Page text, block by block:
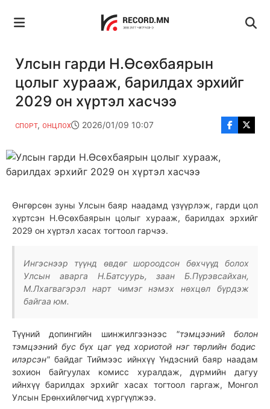
Улсын гарди Н.Өсөхбаярын
цолыг хурааж, барилдах эрхийг
2029 он хүртэл хасчээ
СПОРТ, ОНЦЛОХ 2026/01/09 10:07
Өнгөрсөн зуны Улсын баяр наадамд үзүүрлэж, гарди цол
хүртсэн Н.Өсөхбаярын цолыг хурааж, барилдах эрхийг
2029 он хүртэл хасах тогтоол гарчээ.
Ингэснээр түүнд өвдөг шороодсон бөхчүүд болох
Улсын аварга Н.Батсуурь, заан Б.Пүрэвсайхан,
М.Лхагвагэрэл нарт чимэг нэмэх нөхцөл бүрдэж
байгаа юм.
Түүний допингийн шинжилгээнээс "тэмцээний болон
тэмцээний бус бүх цаг үед хориотой нэг төрлийн бодис
илэрсэн" байдаг Тиймээс ийнхүү Үндэсний баяр наадам
зохион байгуулах комисс хуралдаж, дүрмийн дагуу
ийнхүү барилдах эрхийг хасах тогтоол гаргаж, Монгол
Улсын Ерөнхийлөгчид хүргүүлжээ.